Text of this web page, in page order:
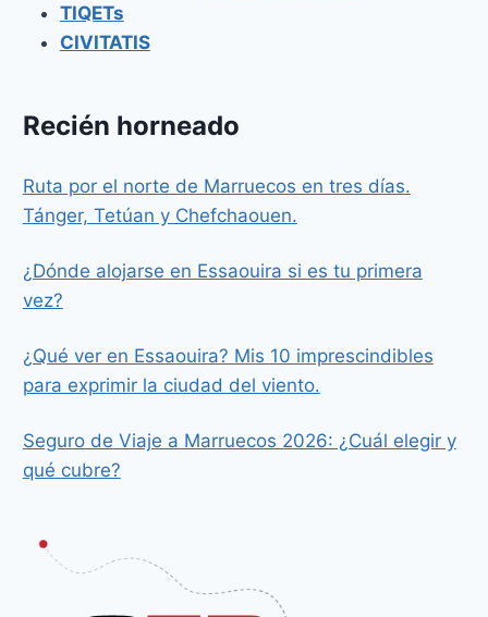
TIQETs
CIVITATIS
Recién horneado
Ruta por el norte de Marruecos en tres días.
Tánger, Tetúan y Chefchaouen.
¿Dónde alojarse en Essaouira si es tu primera
vez?
¿Qué ver en Essaouira? Mis 10 imprescindibles
para exprimir la ciudad del viento.
Seguro de Viaje a Marruecos 2026: ¿Cuál elegir y
qué cubre?